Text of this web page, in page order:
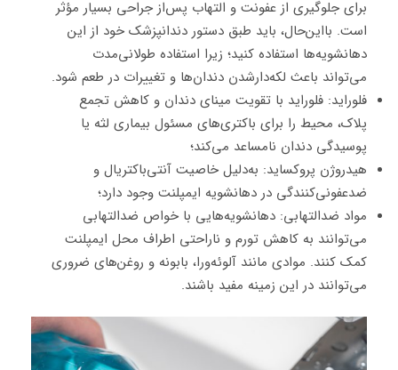
برای جلوگیری از عفونت و التهاب پس‌از جراحی بسیار مؤثر
است. بااین‌حال، باید طبق دستور دندانپزشک خود از این
دهانشویه‌ها استفاده کنید؛ زیرا استفاده طولانی‌مدت
می‌تواند باعث لکه‌دارشدن دندان‌ها و تغییرات در طعم شود.
فلوراید: فلوراید با تقویت مینای دندان و کاهش تجمع
پلاک، محیط را برای باکتری‌های مسئول بیماری لثه یا
پوسیدگی دندان نامساعد می‌کند؛
هیدروژن پروکساید: به‌دلیل خاصیت آنتی‌باکتریال و
ضدعفونی‌کنندگی در دهانشویه ایمپلنت وجود دارد؛
مواد ضدالتهابی: دهانشویه‌هایی با خواص ضدالتهابی
می‌توانند به کاهش تورم و ناراحتی اطراف محل ایمپلنت
کمک کنند. موادی مانند آلوئه‌ورا، بابونه و روغن‌های ضروری
می‌توانند در این زمینه مفید باشند.